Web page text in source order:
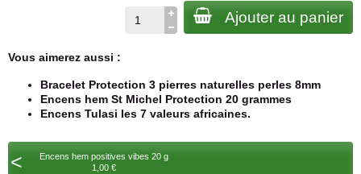
Ajouter au panier
Vous aimerez aussi :
Bracelet Protection 3 pierres naturelles perles 8mm
Encens hem St Michel Protection 20 grammes
Encens Tulasi les 7 valeurs africaines.
<
Encens hem positives vibes 20 g
1,00 €